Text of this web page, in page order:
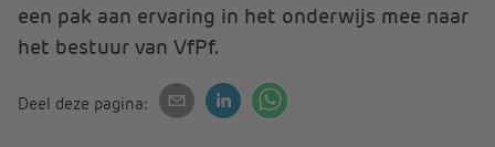
een pak aan ervaring in het onderwijs mee naar
het bestuur van VfPf.
Deel deze pagina: